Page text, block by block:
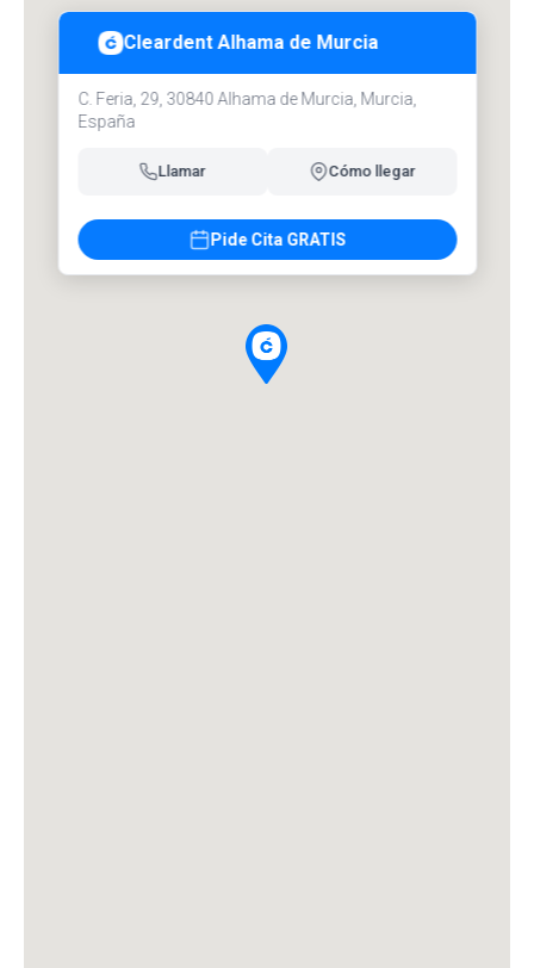
Cleardent Alhama de Murcia
C. Feria, 29, 30840 Alhama de Murcia, Murcia,
España
Llamar Cómo llegar
Pide Cita GRATIS